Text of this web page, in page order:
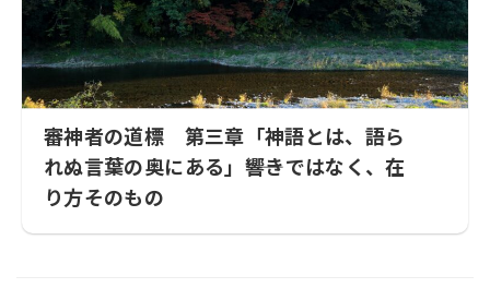
審神者の道標 第三章「神語とは、語ら
れぬ言葉の奥にある」――響きではなく、在
り方そのもの